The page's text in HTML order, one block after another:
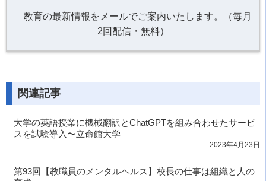
教育の最新情報をメールでご案内いたします。（毎月
2回配信・無料）
関連記事
大学の英語授業に機械翻訳とChatGPTを組み合わせたサービ
スを試験導入〜立命館大学
2023年4月23日
第93回【教職員のメンタルヘルス】校長の仕事は組織と人の